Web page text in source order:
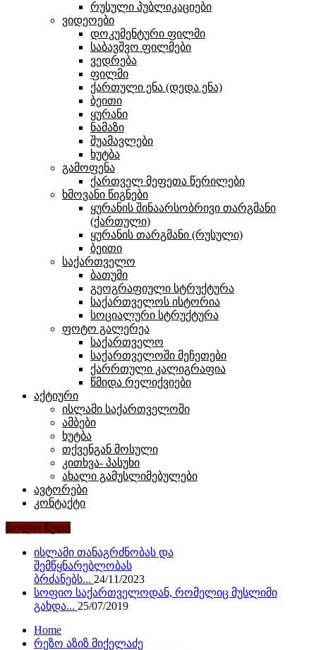
რუსული პუბლიკაციები
ვიდეოები
დოკუმენტური ფილმი
საბავშვო ფილმები
ვედრება
ფილმი
ქართული ენა (დედა ენა)
ბეითი
ყურანი
ნამაზი
შუამავლები
ხუტბა
გამოფენა
ქართველ მეფეთა წერილები
ხმოვანი წიგნები
ყურანის შინაარსობრივი თარგმანი
(ქართული)
ყურანის თარგმანი (რუსული)
ბეითი
საქართველო
ბათუმი
გეოგრაფიული სტრუქტურა
საქართველოს ისტორია
სოციალური სტრუქტურა
ფოტო გალერეა
საქართველო
საქართველოში მეჩეთები
ქარრთული კალიგრაფია
წმიდა რელიქვიები
აქტიური
ისლამი საქართველოში
ამბები
ხუტბა
თქვენგან მოსული
კითხვა- პასუხი
ახალი გამუსლიმებულები
ავტორები
კონტაქტი
ბოლო წუთი
ისლამი თანაგრძნობას და
შემწყნარებლობას
ბრძანებს... 24/11/2023
სოფიო საქართველოდან, რომელიც მუსლიმი
გახდა... 25/07/2019
Home
რეზო აზიზ მიქელაძე